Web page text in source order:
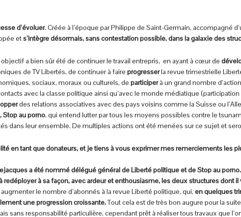
d’évoluer. Créée à l’époque par Philippe de Saint-Germain, accompagné
ets’intègre désormais, sans contestation possible, dans la galaxie des
a bien sûr été de continuer le travail entrepris, en ayant à cœur de
de TV Libertés, de continuer à faire progresserla revue trimestrielle
sociaux, moraux ou culturels, de participerà un grand nombre
avec la classe politique ainsi qu’avec le monde médiatique
des relations associatives avec des pays voisins comme la Suisse ou
Stop au porno, qui entend lutter par tous les moyens possibles contre le
dans leur ensemble. De multiples actions ont été menées sur ce sujet et
en tant que donateurs, et je tiens à vous exprimer mes remerciements les
a été nommé délégué général de Liberté politique et de Stop au
à sa façon, avec ardeur et enthousiasme, les deux structures dont
le nombre d’abonnés à la revue Liberté politique, qui, en quelques
une progression croissante.Tout cela est de très bon augure pour la
sans responsabilité particulière, cependant prêt à réaliser tous travaux que